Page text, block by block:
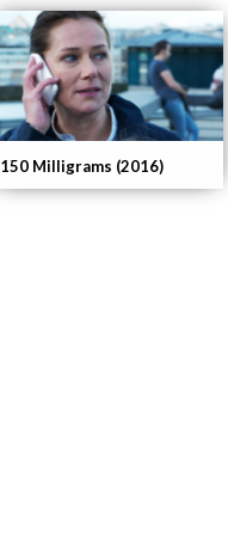
150 Milligrams (2016)